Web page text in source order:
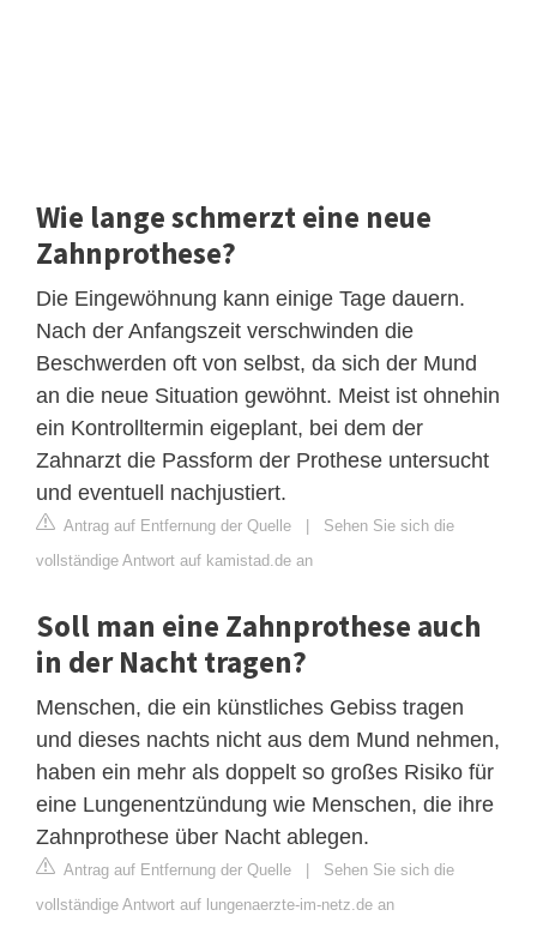
Wie lange schmerzt eine neue
Zahnprothese?
Die Eingewöhnung kann einige Tage dauern.
Nach der Anfangszeit verschwinden die
Beschwerden oft von selbst, da sich der Mund
an die neue Situation gewöhnt. Meist ist ohnehin
ein Kontrolltermin eigeplant, bei dem der
Zahnarzt die Passform der Prothese untersucht
und eventuell nachjustiert.
Antrag auf Entfernung der Quelle | Sehen Sie sich die
vollständige Antwort auf kamistad.de an
Soll man eine Zahnprothese auch
in der Nacht tragen?
Menschen, die ein künstliches Gebiss tragen
und dieses nachts nicht aus dem Mund nehmen,
haben ein mehr als doppelt so großes Risiko für
eine Lungenentzündung wie Menschen, die ihre
Zahnprothese über Nacht ablegen.
Antrag auf Entfernung der Quelle | Sehen Sie sich die
vollständige Antwort auf lungenaerzte-im-netz.de an